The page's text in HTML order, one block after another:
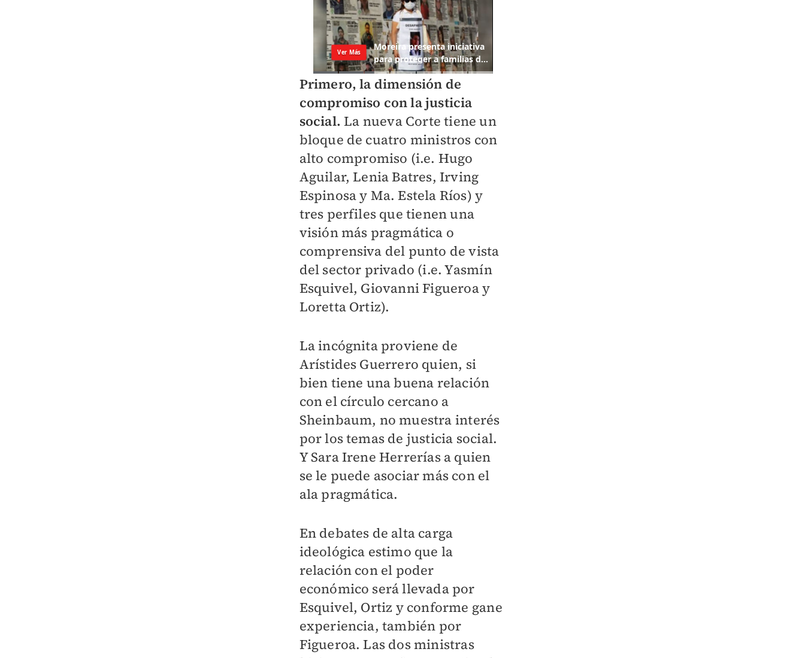
Primero, la dimensión de
compromiso con la justicia
social. La nueva Corte tiene un
bloque de cuatro ministros con
alto compromiso (i.e. Hugo
Aguilar, Lenia Batres, Irving
Espinosa y Ma. Estela Ríos) y
tres perfiles que tienen una
visión más pragmática o
comprensiva del punto de vista
del sector privado (i.e. Yasmín
Esquivel, Giovanni Figueroa y
Loretta Ortiz).
La incógnita proviene de
Arístides Guerrero quien, si
bien tiene una buena relación
con el círculo cercano a
Sheinbaum, no muestra interés
por los temas de justicia social.
Y Sara Irene Herrerías a quien
se le puede asociar más con el
ala pragmática.
En debates de alta carga
ideológica estimo que la
relación con el poder
económico será llevada por
Esquivel, Ortiz y conforme gane
experiencia, también por
Figueroa. Las dos ministras